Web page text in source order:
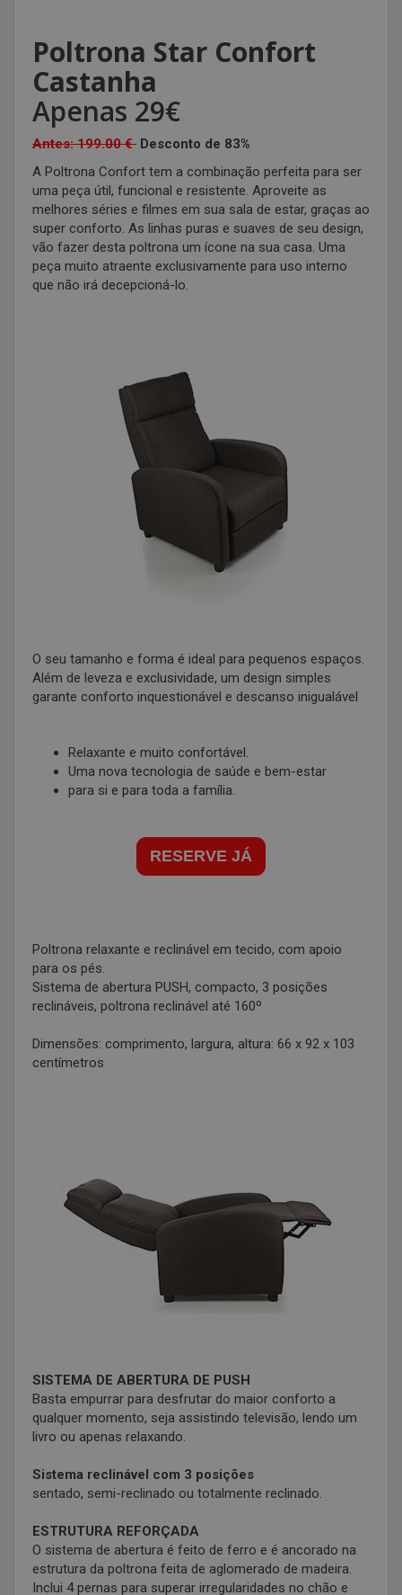
Poltrona Star Confort
Castanha
Apenas 29€
Antes: 199.00 € Desconto de 83%
A Poltrona Confort tem a combinação perfeita para ser
uma peça útil, funcional e resistente. Aproveite as
melhores séries e filmes em sua sala de estar, graças ao
super conforto. As linhas puras e suaves de seu design,
vão fazer desta poltrona um ícone na sua casa. Uma
peça muito atraente exclusivamente para uso interno
que não irá decepcioná-lo.
O seu tamanho e forma é ideal para pequenos espaços.
Além de leveza e exclusividade, um design simples
garante conforto inquestionável e descanso inigualável
Relaxante e muito confortável.
Uma nova tecnologia de saúde e bem-estar
para si e para toda a família.
RESERVE JÁ
Poltrona relaxante e reclinável em tecido, com apoio
para os pés.
Sistema de abertura PUSH, compacto, 3 posições
reclináveis, poltrona reclinável até 160º
Dimensões: comprimento, largura, altura: 66 x 92 x 103
centímetros
SISTEMA DE ABERTURA DE PUSH
Basta empurrar para desfrutar do maior conforto a
qualquer momento, seja assistindo televisão, lendo um
livro ou apenas relaxando.
Sistema reclinável com 3 posições
sentado, semi-reclinado ou totalmente reclinado.
ESTRUTURA REFORÇADA
O sistema de abertura é feito de ferro e é ancorado na
estrutura da poltrona feita de aglomerado de madeira.
Inclui 4 pernas para superar irregularidades no chão e